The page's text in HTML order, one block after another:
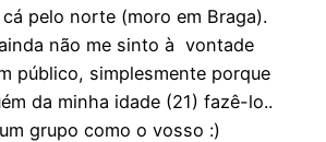
pelo norte (moro em Braga).
não me sinto à vontade
público, simplesmente porque
da minha idade (21) fazê-lo..
grupo como o vosso :)